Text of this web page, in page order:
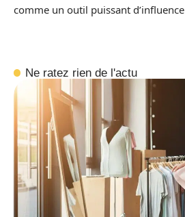
comme un outil puissant
Ne ratez rien de l'actu